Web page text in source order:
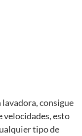
lavadora, consigue
velocidades, esto
tipo de